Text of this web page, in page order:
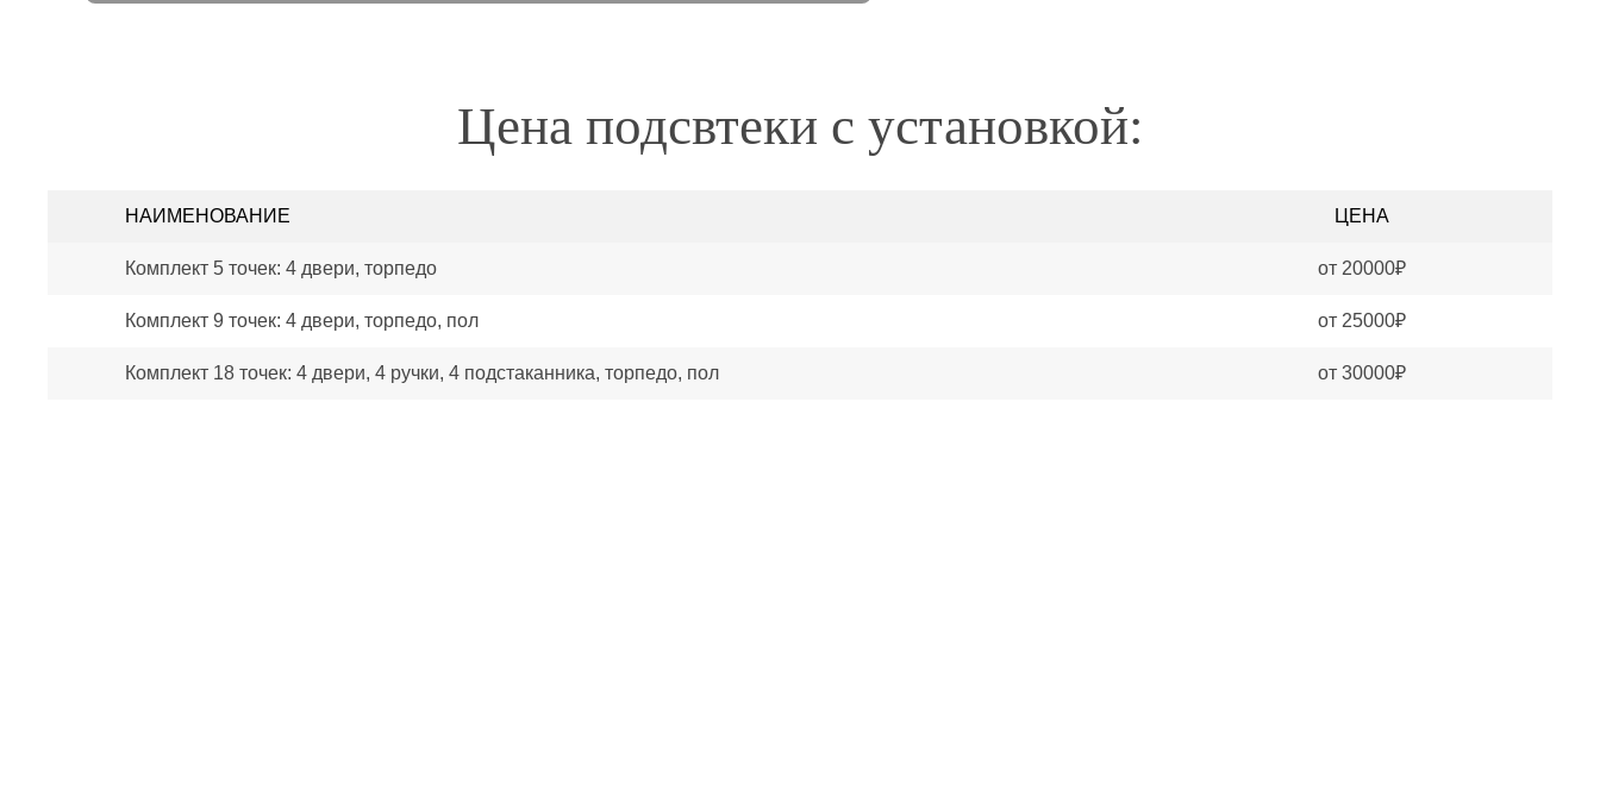
Цена подсвтеки с установкой:
НАИМЕНОВАНИЕ ЦЕНА
Комплект 5 точек: 4 двери, торпедо от 20000₽
Комплект 9 точек: 4 двери, торпедо, пол от 25000₽
Комплект 18 точек: 4 двери, 4 ручки, 4 подстаканника, торпедо, пол от 30000₽